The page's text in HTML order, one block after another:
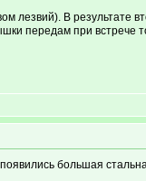
лезвий). В
передам при встрече
большая